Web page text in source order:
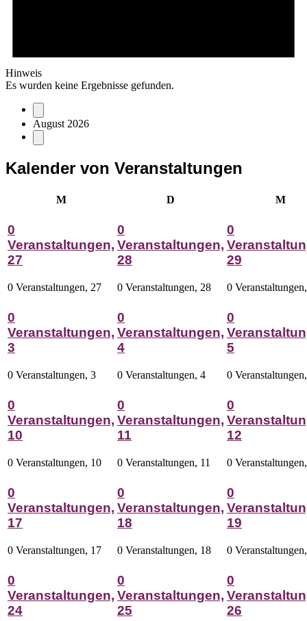
Hinweis
Es wurden keine Ergebnisse gefunden.
August 2026
Kalender von Veranstaltungen
MMontag D M
0
Veranstaltungen,
27
0 Veranstaltungen, 27
0
Veranstaltungen,
28
0 Veranstaltungen, 28
0
29
0
0
Veranstaltungen,
3
0 Veranstaltungen, 3
0
Veranstaltungen,
4
0 Veranstaltungen, 4
0
5
0
0
Veranstaltungen,
10
0 Veranstaltungen, 10
0
Veranstaltungen,
11
0 Veranstaltungen, 11
0
12
0
0
Veranstaltungen,
17
0 Veranstaltungen, 17
0
Veranstaltungen,
18
0 Veranstaltungen, 18
0
19
0
0
Veranstaltungen,
24
0
Veranstaltungen,
25
0
26